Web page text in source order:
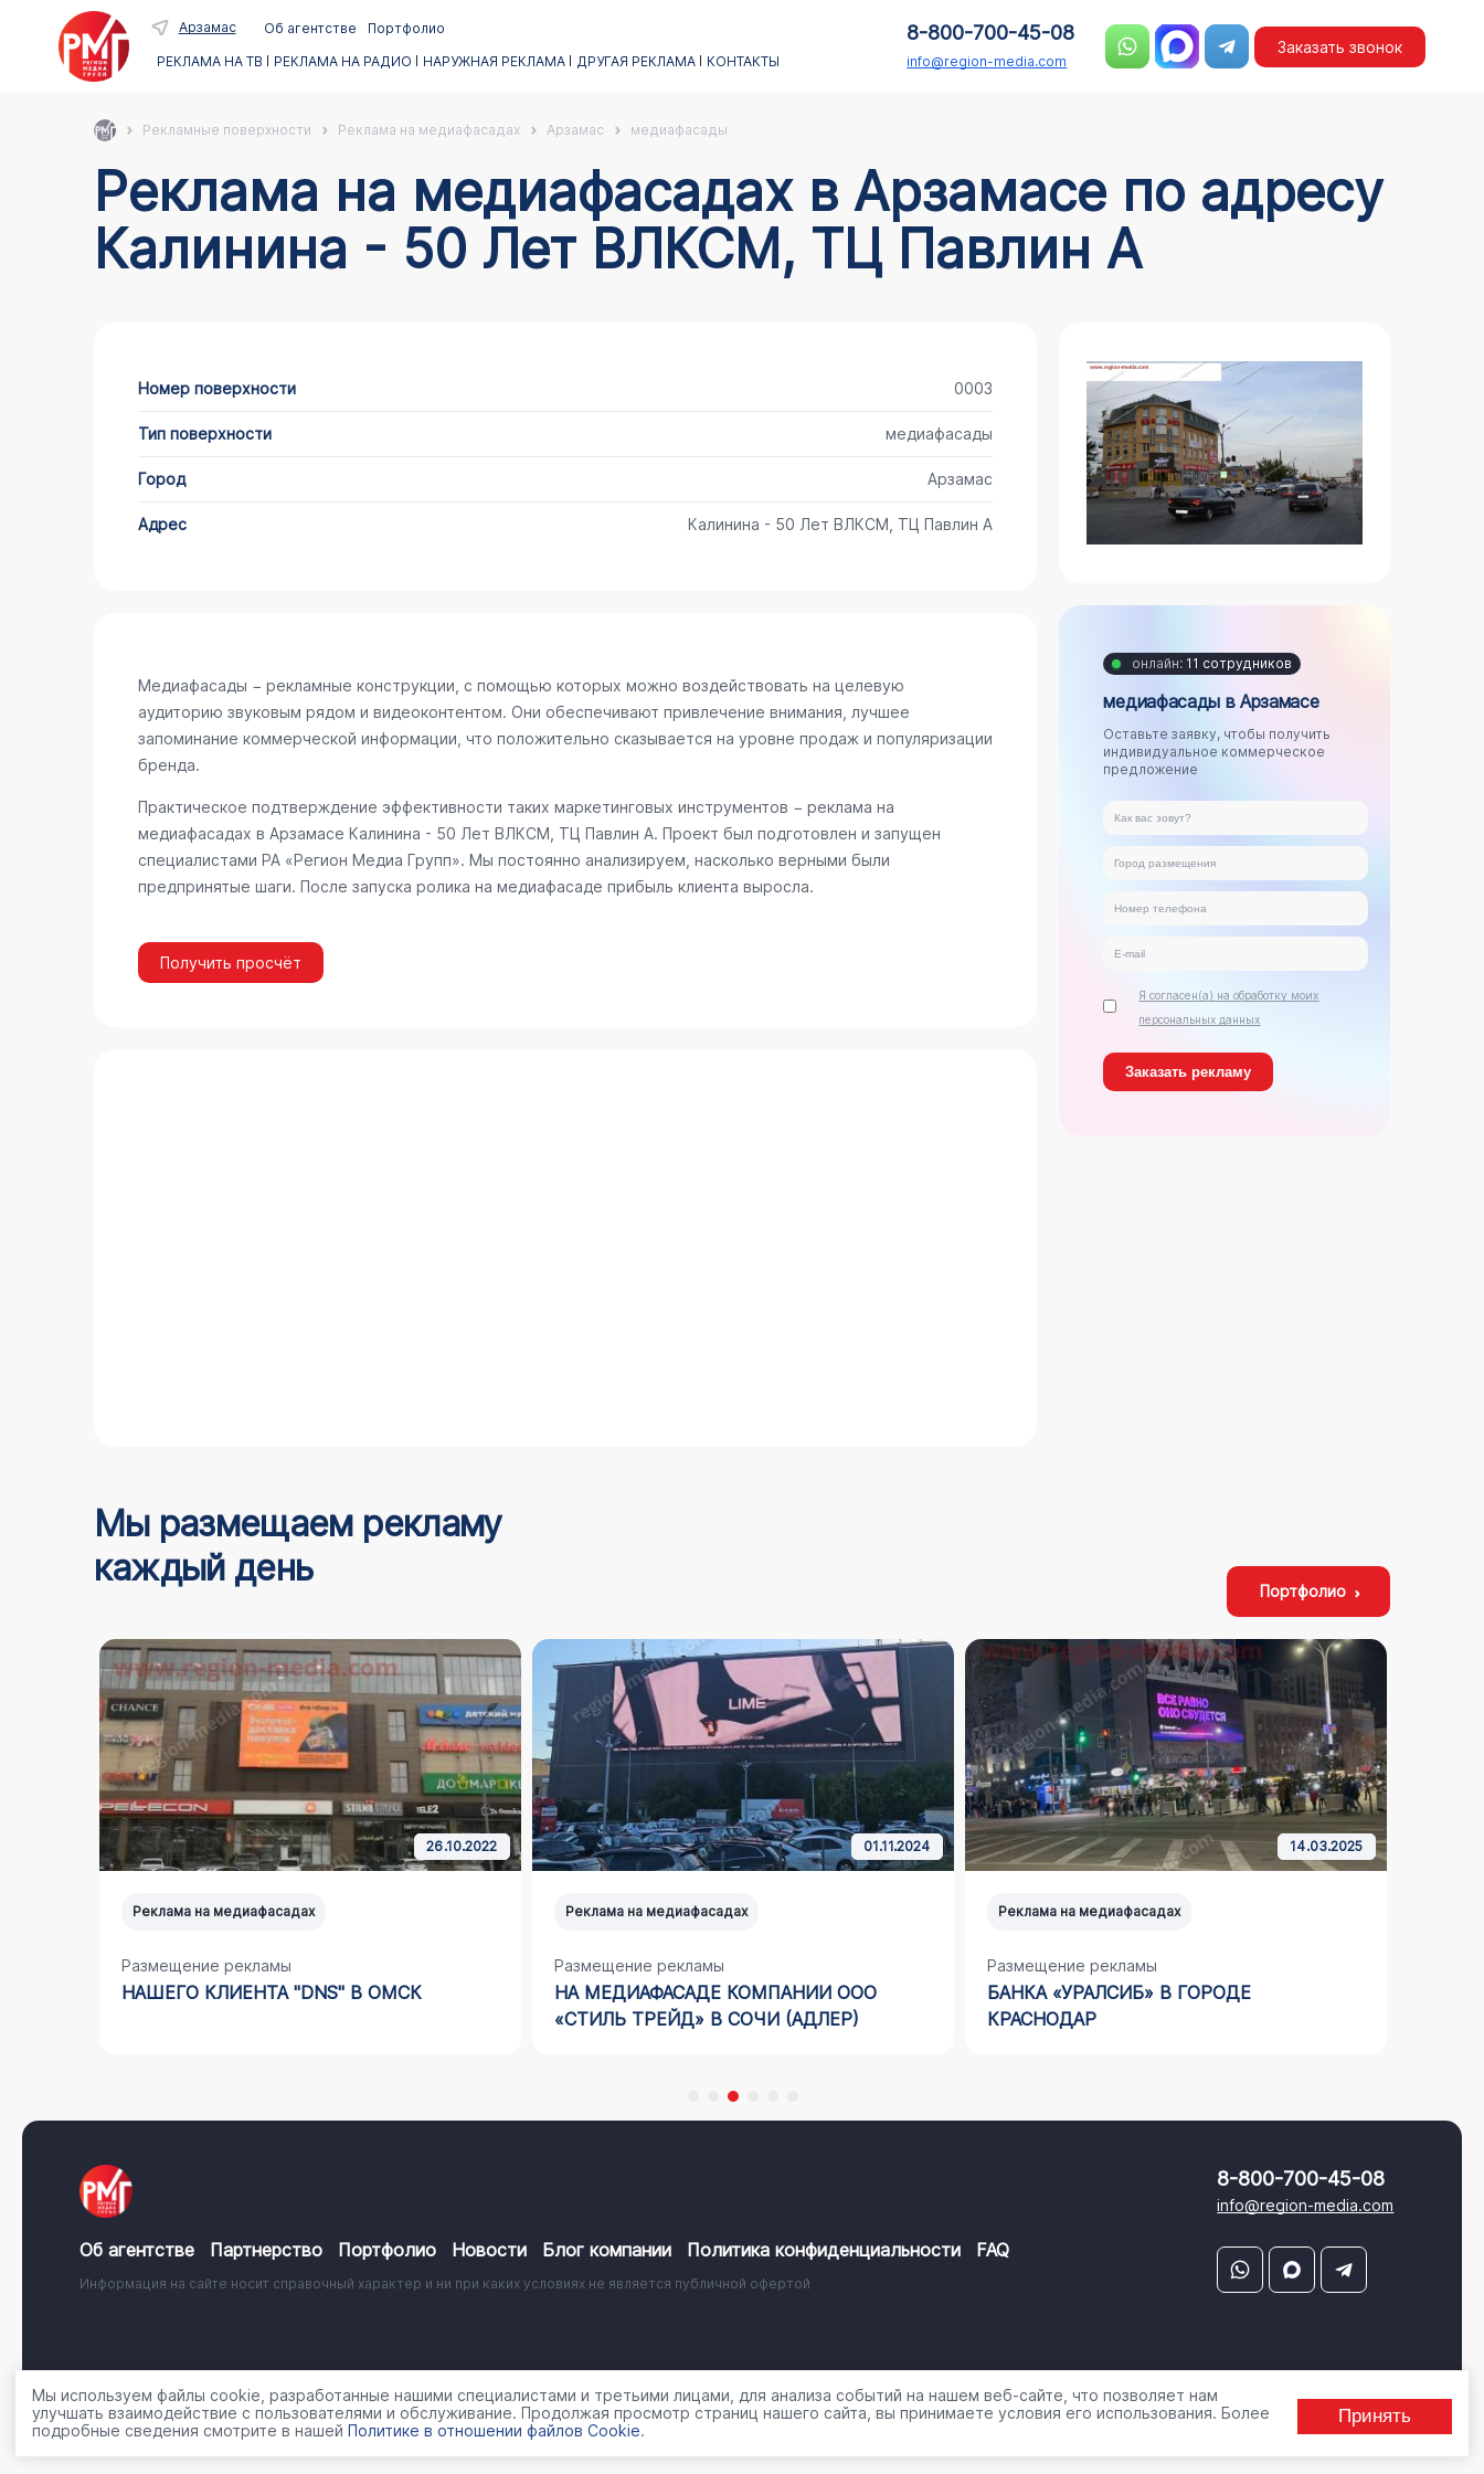
Арзамас Об агентстве
Портфолио
РЕКЛАМА НА ТВ
РЕКЛАМА НА РАДИО НАРУЖНАЯ РЕКЛАМА ДРУГАЯ РЕКЛАМА КОНТАКТЫ
8-800-700-45-08
info@region-media.com
Заказать звонок
Рекламные поверхности Реклама на медиафасадах Арзамас медиафасады
Реклама на медиафасадах в Арзамасе по адресу
Калинина - 50 Лет ВЛКСМ, ТЦ Павлин А
Номер поверхности 0003
Тип поверхности медиафасады
Город Арзамас
Адрес Калинина - 50 Лет ВЛКСМ, ТЦ Павлин А
Медиафасады − рекламные конструкции, с помощью которых можно воздействовать на целевую
аудиторию звуковым рядом и видеоконтентом. Они обеспечивают привлечение внимания, лучшее
запоминание коммерческой информации, что положительно сказывается на уровне продаж и популяризации
бренда.
Практическое подтверждение эффективности таких маркетинговых инструментов − реклама на
медиафасадах в Арзамасе Калинина - 50 Лет ВЛКСМ, ТЦ Павлин А. Проект был подготовлен и запущен
специалистами РА «Регион Медиа Групп». Мы постоянно анализируем, насколько верными были
предпринятые шаги. После запуска ролика на медиафасаде прибыль клиента выросла.
Получить просчёт
онлайн: 11 сотрудников
медиафасады в Арзамасе
Оставьте заявку, чтобы получить
индивидуальное коммерческое
предложение
Я согласен(а) на обработку моих
персональных данных
Мы размещаем рекламу
каждый день
Портфолио
26.10.2022
Реклама на медиафасадах
Размещение рекламы
НАШЕГО КЛИЕНТА "DNS" В ОМСК
01.11.2024
Реклама на медиафасадах
Размещение рекламы
НА МЕДИАФАСАДЕ КОМПАНИИ ООО
«СТИЛЬ ТРЕЙД» В СОЧИ (АДЛЕР)
14.03.2025
Реклама на медиафасадах
Размещение рекламы
БАНКА «УРАЛСИБ» В ГОРОДЕ
КРАСНОДАР
8-800-700-45-08
info@region-media.com
Об агентстве Партнерство Портфолио Новости Блог компании Политика конфиденциальности FAQ
Информация на сайте носит справочный характер и ни при каких условиях не является публичной офертой
© 2001 - 2026, ООО «Регион Медиа Групп» Политика обработки персональных данных
Мы используем файлы cookie, разработанные нашими специалистами и третьими лицами, для анализа событий на нашем веб-сайте, что позволяет нам
улучшать взаимодействие с пользователями и обслуживание. Продолжая просмотр страниц нашего сайта, вы принимаете условия его использования. Более
подробные сведения смотрите в нашей Политике в отношении файлов Cookie.
Принять